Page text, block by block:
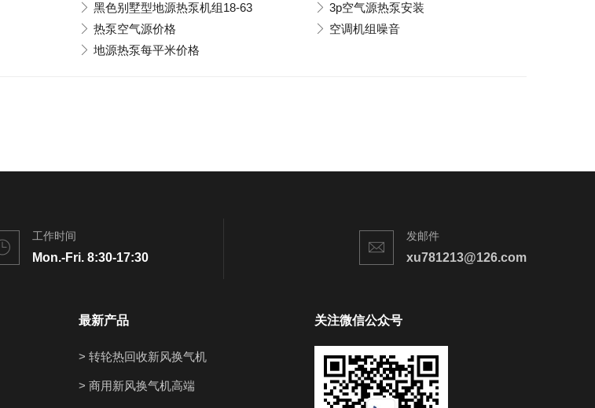
黑色别墅型地源热泵机组18-63
3p空气源热泵安装
热泵空气源价格
空调机组噪音
地源热泵每平米价格
工作时间
Mon.-Fri. 8:30-17:30
发邮件
xu781213@126.com
最新产品
> 转轮热回收新风换气机
> 商用新风换气机高端
关注微信公众号